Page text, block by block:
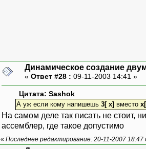
Динамическое создание
« Ответ #28 : 09-11-2003 14:41 »
Цитата: Sashok
А уж если кому напишешь 3[ x]вместо
На самом деле так писать не стоит,
ассемблер, где такое допустимо
« Последнее редактирование: 20-11-2007 18:47